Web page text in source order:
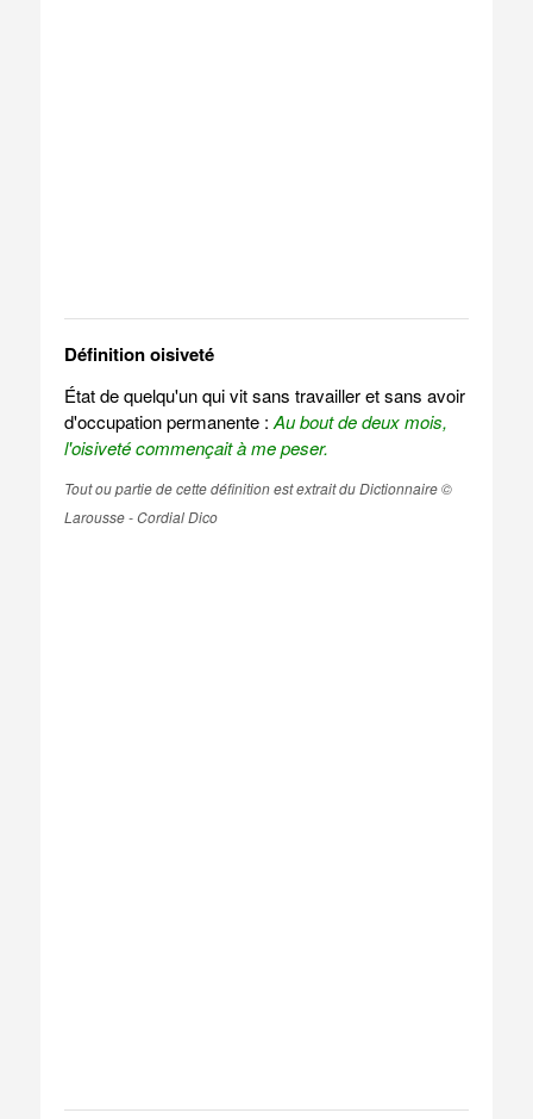
Définition oisiveté
État de quelqu'un qui vit sans travailler et sans avoir
d'occupation permanente : Au bout de deux mois,
l'oisiveté commençait à me peser.
Tout ou partie de cette définition est extrait du Dictionnaire ©
Larousse - Cordial Dico